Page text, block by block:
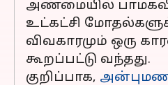
அண்மையில்
உட்கட்சி
விவகாரமும் ஒரு
கூறப்பட்டு வந்தது.
குறிப்பாக,